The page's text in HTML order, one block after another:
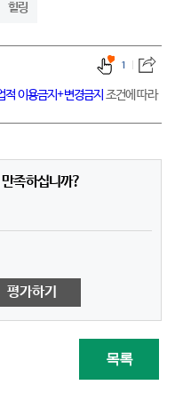
힐링
이용금지+변경금지 조건에 따라
1
족하십니까?
평가하기
목록